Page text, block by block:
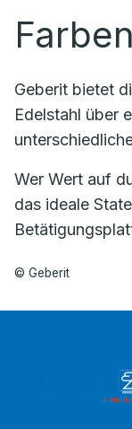
Geberit bietet
Edelstahl über
Wer Wert auf
das ideale
© Geberit